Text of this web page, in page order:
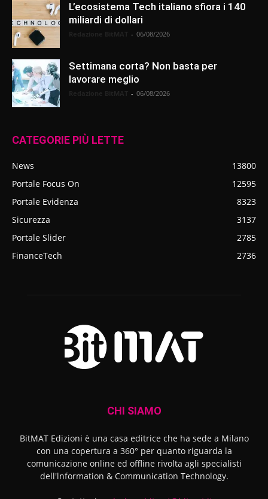
L’ecosistema Tech italiano sfiora i 140
miliardi di dollari
- 06/08/2026
Settimana corta? Non basta per
lavorare meglio
- 06/08/2026
CATEGORIE PIÙ LETTE
News
13800
Portale Focus On
12595
Portale Evidenza
8323
Sicurezza
3137
Portale Slider
2785
FinanceTech
2736
CHI SIAMO
BitMAT Edizioni è una casa editrice che ha sede a Milano
con una copertura a 360° per quanto riguarda la
comunicazione online ed offline rivolta agli specialisti
dell'lnformation & Communication Technology.